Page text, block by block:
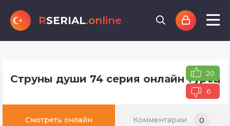
RSERIAL.online
Струны души 74 серия онлайн 20
6
Смотреть онлайн Комментарии 0